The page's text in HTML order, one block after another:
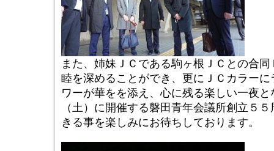
また、姉妹ＪＣである駒ヶ根ＪＣとの合
睦を深めることができ、更にＪＣカラー
ワーが華をを添え、心に残る楽しい一夜
（土）に開催する磐田青年会議所創立５
きる事を楽しみにお待ちしております。